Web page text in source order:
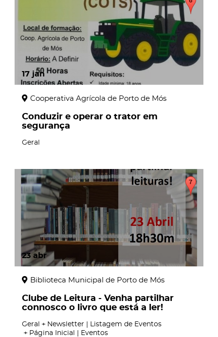
17 jan
Cooperativa Agrícola de Porto de Mós
Conduzir e operar o trator em
segurança
Geral
23 abr
Biblioteca Municipal de Porto de Mós
Clube de Leitura - Venha partilhar
connosco o livro que está a ler!
Geral
Newsletter | Listagem de Eventos
Página Inicial | Eventos